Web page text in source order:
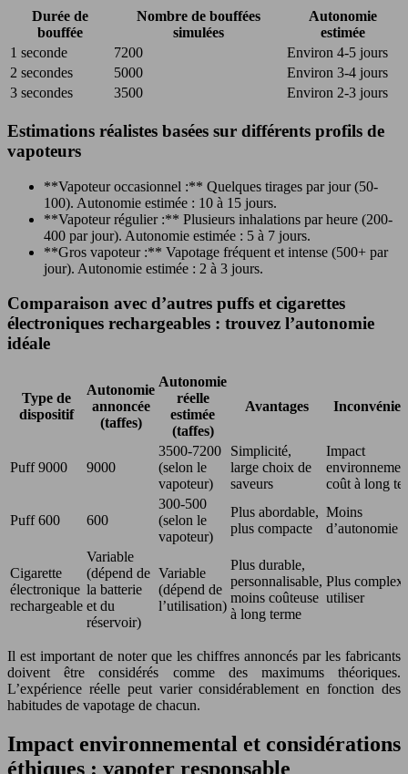
Durée de
bouffée
Nombre de bouffées
simulées
Autonomie
estimée
1 seconde
7200
Environ 4-5 jours
2 secondes
5000
Environ 3-4 jours
3 secondes
3500 Environ 2-3 jours
Estimations réalistes basées sur différents profils de
vapoteurs
**Vapoteur occasionnel :** Quelques tirages par jour (50-
100). Autonomie estimée : 10 à 15 jours.
**Vapoteur régulier :** Plusieurs inhalations par heure (200-
400 par jour). Autonomie estimée : 5 à 7 jours.
**Gros vapoteur :** Vapotage fréquent et intense (500+ par
jour). Autonomie estimée : 2 à 3 jours.
Comparaison avec d’autres puffs et cigarettes
électroniques rechargeables : trouvez l’autonomie
idéale
Type de
dispositif
Autonomie
annoncée
(taffes)
Autonomie
réelle
estimée
(taffes)
Avantages
Puff 9000 9000
3500-7200
(selon le
vapoteur)
Simplicité,
large choix de
saveurs
Impact
coût à long
Puff 600 600
300-500
(selon le
vapoteur)
Plus abordable,
plus compacte
Moins
d’autonomie
Cigarette
électronique
rechargeable
Variable
(dépend de
la batterie
et du
réservoir)
Variable
(dépend de
l’utilisation)
Plus durable,
personnalisable,
moins coûteuse
à long terme
Plus
utiliser
Il est important de noter que les chiffres annoncés par les fabricants
doivent être considérés comme des maximums théoriques.
L’expérience réelle peut varier considérablement en fonction des
habitudes de vapotage de chacun.
Impact environnemental et considérations
éthiques : vapoter responsable